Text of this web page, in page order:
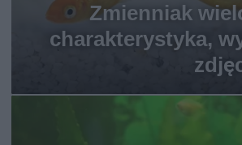
Zmienniak
charakterystyka,